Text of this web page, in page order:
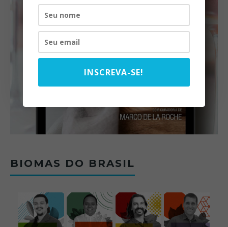
BIOMAS DO BRASIL
INSCREVA-SE!